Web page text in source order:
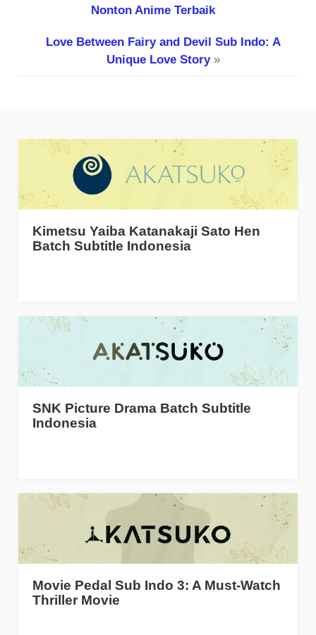
Nonton Anime Terbaik
Love Between Fairy and Devil Sub Indo: A
Unique Love Story»
Kimetsu Yaiba Katanakaji Sato Hen
Batch Subtitle Indonesia
SNK Picture Drama Batch Subtitle
Indonesia
Movie Pedal Sub Indo 3: A Must-Watch
Thriller Movie